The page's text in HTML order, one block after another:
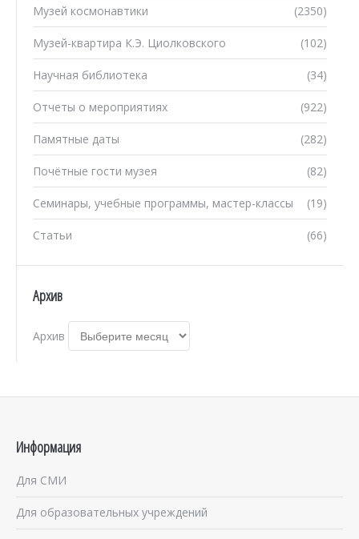
(2350)
Музей космонавтики
(102)
Музей-квартира К.Э. Циолковского
(34)
Научная библиотека
(922)
Отчеты о мероприятиях
(282)
Памятные даты
(82)
Почётные гости музея
(19)
Семинары, учебные программы, мастер-классы
(66)
Статьи
Архив
Архив
Информация
Для СМИ
Для образовательных учреждений